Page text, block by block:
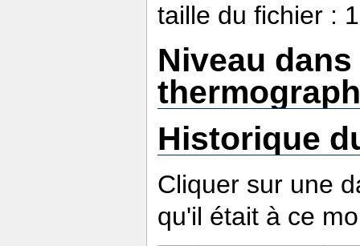
taille du fichier :
Niveau
Historique
Cliquer sur une
qu'il était à ce